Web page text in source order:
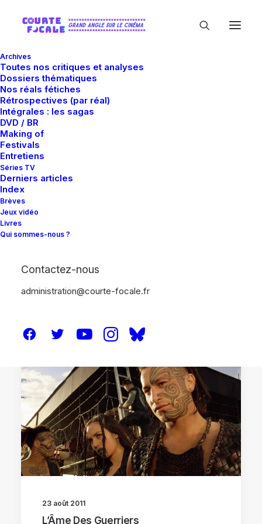
Archives
Toutes nos critiques et analyses
Dossiers thématiques
Nos réals fétiches
Rétrospectives (par réal)
Intégrales : les sagas
DVD / BR
Making of
Festivals
Entretiens
Séries TV
Derniers articles
Index
Brèves
Jeux vidéo
Livres
Qui sommes-nous ?
Contactez-nous
administration@courte-focale.fr
23 août 2011
L’Âme Des Guerriers